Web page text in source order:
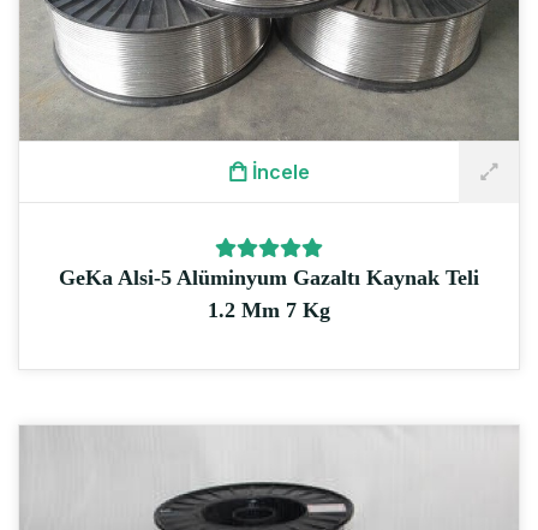
İncele
GeKa Alsi-5 Alüminyum Gazaltı Kaynak Teli
1.2 Mm 7 Kg